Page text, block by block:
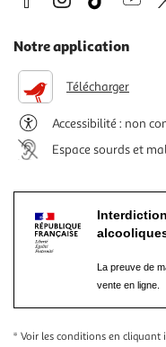
Notre application
Télécharger
Accessibilité : non
Espace sourds et
La preuve de
vente en ligne.
* Voir les conditions en cliquant